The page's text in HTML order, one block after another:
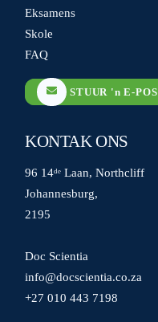
Eksamens
Skole
FAQ
STUUR 'n E-POS
KONTAK ONS
96 14ᵈᵉ Laan, Northcliff
Johannesburg,
2195
Doc Scientia
info@docscientia.co.za
+27 010 443 7198